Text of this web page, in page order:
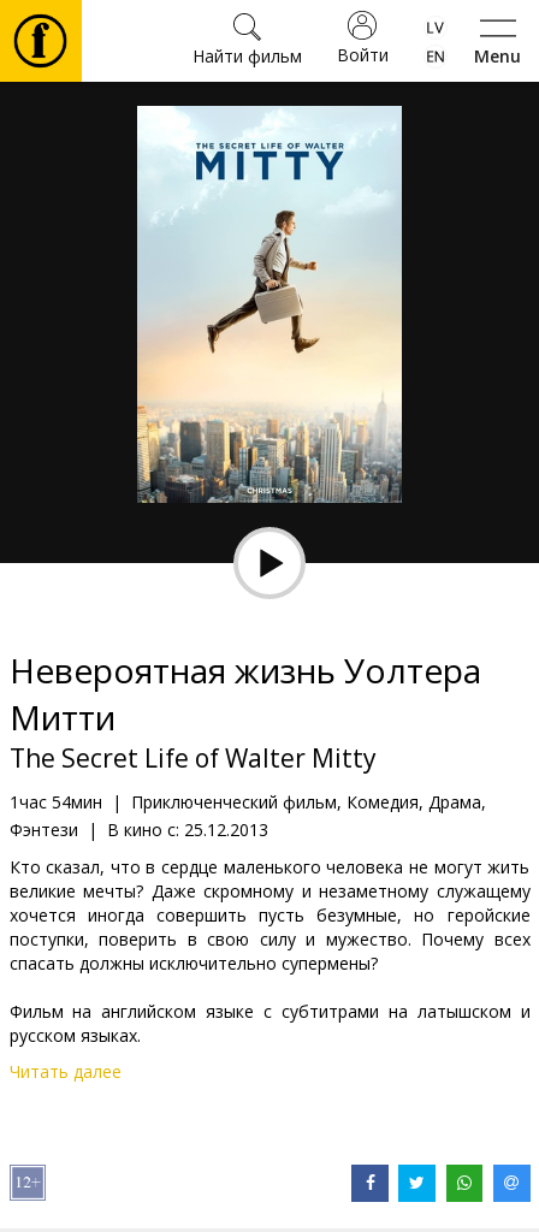
Menu
Войти
Найти фильм
Фильмы
Мероприятия
Новости
Подарки
Клуб
Невероятная жизнь Уолтера
Митти
The Secret Life of Walter Mitty
1час 54мин |
Приключенческий фильм, Комедия, Драма,
Фэнтези
| В кино с: 25.12.2013
Кто сказал, что в сердце маленького человека не могут жить
великие мечты? Даже скромному и незаметному служащему
хочется иногда совершить пусть безумные, но геройские
поступки, поверить в свою силу и мужество. Почему всех
спасать должны исключительно супермены?
Фильм на английском языке с субтитрами на латышском и
русском языках.
В ролях:
Shirley MacLaine,Adam Scott,
Kathryn Hahn
Читать далее